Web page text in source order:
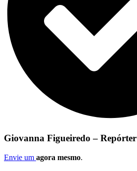
Giovanna Figueiredo – Repórter
Envie um agora mesmo.